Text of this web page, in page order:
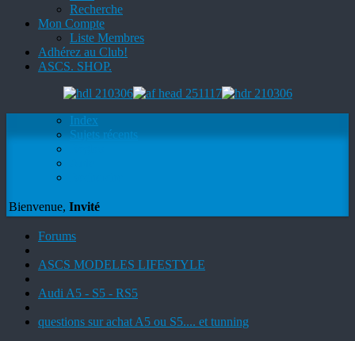
Recherche
Mon Compte
Liste Membres
Adhérez au Club!
ASCS. SHOP.
Index
Sujets récents
Bienvenue, Invité
Forums
ASCS MODELES LIFESTYLE
Audi A5 - S5 - RS5
questions sur achat A5 ou S5.... et tunning